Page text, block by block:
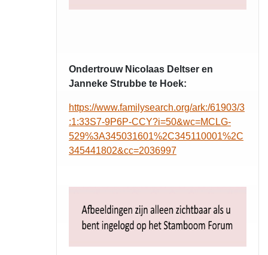
Ondertrouw Nicolaas Deltser en
Janneke Strubbe te Hoek:
https://www.familysearch.org/ark:/61903/3
:1:33S7-9P6P-CCY?i=50&wc=MCLG-
529%3A345031601%2C345110001%2C
345441802&cc=2036997